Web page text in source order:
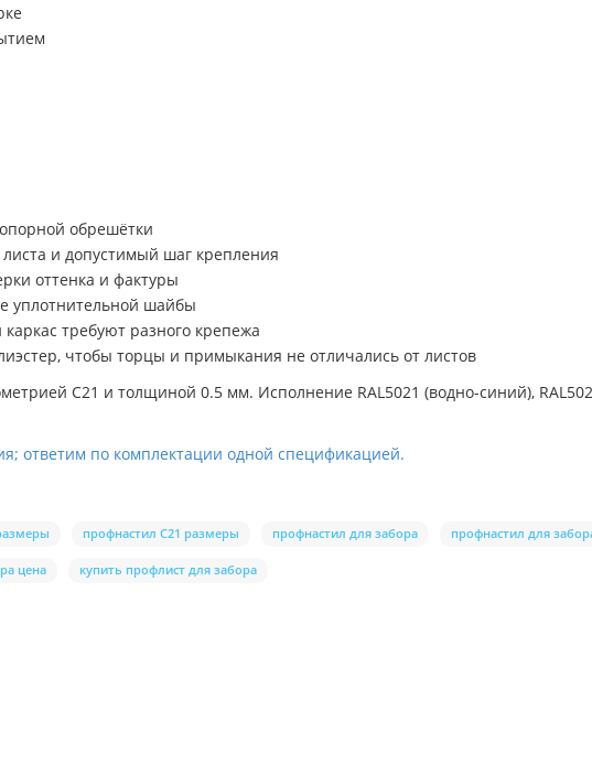
обрешётки
и допустимый шаг крепления
оттенка и фактуры
уплотнительной шайбы
требуют разного крепежа
чтобы торцы и примыкания не отличались от листов
C21 и толщиной 0.5 мм. Исполнение RAL5021 (водно-синий),
ответим по комплектации одной спецификацией.
профнастил С21 размеры профнастил для забора профнастил для
цена купить профлист для забора